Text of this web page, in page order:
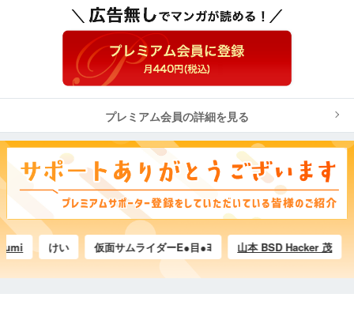
プレミアム会員の詳細を見る
仮面サムライダーE●目●ﾖ 山本 BSD Hacker 茂